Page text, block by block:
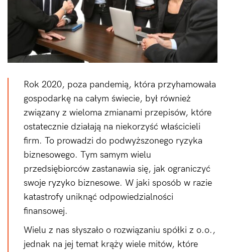
Rok 2020, poza pandemią, która przyhamowała
gospodarkę na całym świecie, był również
związany z wieloma zmianami przepisów, które
ostatecznie działają na niekorzyść właścicieli
firm. To prowadzi do podwyższonego ryzyka
biznesowego. Tym samym wielu
przedsiębiorców zastanawia się, jak ograniczyć
swoje ryzyko biznesowe. W jaki sposób w razie
katastrofy uniknąć odpowiedzialności
finansowej.
Wielu z nas słyszało o rozwiązaniu spółki z o.o.,
jednak na jej temat krąży wiele mitów, które